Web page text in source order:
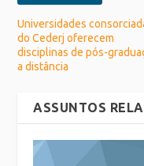
Universidades
do Cederj oferecem
disciplinas de pós-
a distância
ASSUNTOS